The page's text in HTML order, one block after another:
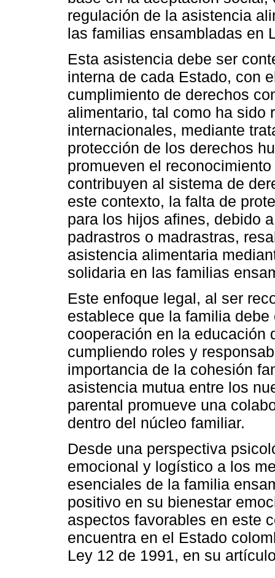
regulación de la asistencia
las familias ensambladas en
Esta asistencia debe ser
interna de cada Estado, con
cumplimiento de derechos
alimentario, tal como ha sido
internacionales, mediante
protección de los derechos
promueven el
contribuyen al sistema de
este contexto, la falta de
para los hijos afines, debido
padrastros o madrastras,
asistencia alimentaria
solidaria en las familias
Este enfoque legal, al ser
establece que la familia
cooperación en la educación
cumpliendo roles y
importancia de la cohesión
asistencia mutua entre los
parental promueve una
dentro del núcleo familiar.
Desde una perspectiva
emocional y logístico a los
esenciales de la familia
positivo en su bienestar
aspectos favorables en este
encuentra en el Estado
Ley 12 de 1991, en su